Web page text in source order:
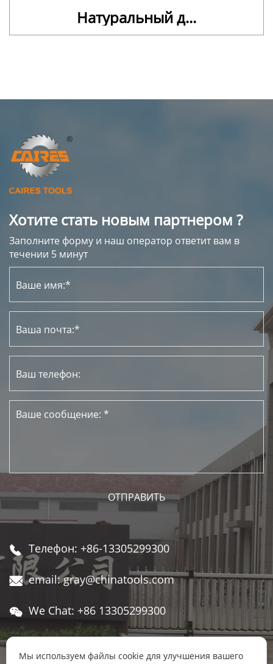
Натуральный д...
Хотите стать новым партнером ?
Заполните форму и наш оператор ответит вам в
течении 5 минут
 Телефон: +86-13305299300
 email: gray@chinatools.com
 We Chat: +86 13305299300
Адрес: Восточный индустриальный парк, в
переулке пос. Даньбэй, г. Даньян, г.
Мы используем файлы cookie для улучшения вашего